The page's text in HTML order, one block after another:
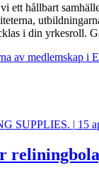
ett hållbart
i din yrkesroll.
av medlemskap i
SUPPLIES. | 15